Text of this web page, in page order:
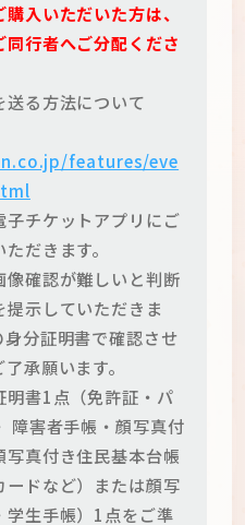
入いただいた方は、
行者へご分配くださ
る方法について
features/eve
子チケットアプリにご
だきます。
像確認が難しいと判断
示していただきま
分証明書で確認させ
承願います。
書1点（免許証・パ
障害者手帳・顔写真付
真付き住民基本台帳
ドなど）または顔写
学生手帳）1点をご準